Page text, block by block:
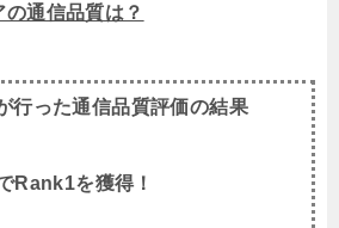
通信品質は？
った通信品質評価の結果
Rank1を獲得！